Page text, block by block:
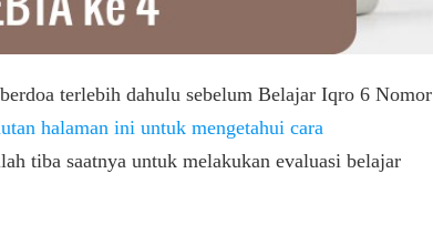
terlebih dahulu sebelum Belajar Iqro 6 Nomor
halaman ini untuk mengetahui cara
tiba saatnya untuk melakukan evaluasi belajar